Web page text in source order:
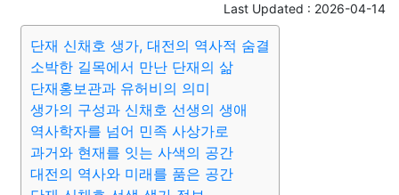
결혼 육아 반려동물 패션 미용 증권
요리 상품리뷰 원예 금융 게임
대출 자동차 취미 여행 맛집
종교 사회 정치 건강 의료
Last Updated : 2026-04-14
단재 신채호 생가, 대전의 역사적 숨결
소박한 길목에서 만난 단재의 삶
단재홍보관과 유허비의 의미
생가의 구성과 신채호 선생의 생애
역사학자를 넘어 민족 사상가로
과거와 현재를 잇는 사색의 공간
대전의 역사와 미래를 품은 공간